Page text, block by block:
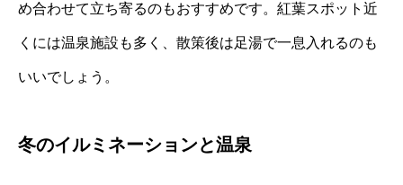
め合わせて立ち寄るのもおすすめです。紅葉スポット近
くには温泉施設も多く、散策後は足湯で一息入れるのも
いいでしょう。
冬のイルミネーションと温泉